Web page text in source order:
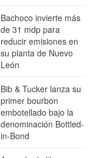
Bachoco invierte más
de 31 mdp para
reducir emisiones en
su planta de Nuevo
León
Bib & Tucker lanza su
primer bourbon
embotellado bajo la
denominación Bottled-
in-Bond